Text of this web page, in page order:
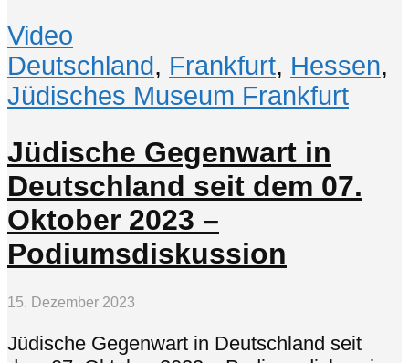
Video
Deutschland, Frankfurt, Hessen,
Jüdisches Museum Frankfurt
Jüdische Gegenwart in
Deutschland seit dem 07.
Oktober 2023 –
Podiumsdiskussion
15. Dezember 2023
Jüdische Gegenwart in Deutschland seit